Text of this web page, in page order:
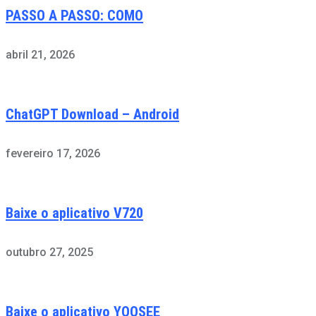
PASSO A PASSO: COMO
abril 21, 2026
ChatGPT Download – Android
fevereiro 17, 2026
Baixe o aplicativo V720
outubro 27, 2025
Baixe o aplicativo YOOSEE